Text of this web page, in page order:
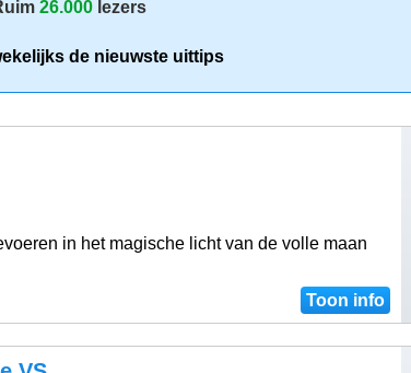
26.000 lezers
de nieuwste uittips
in het magische licht van de volle maan
Toon info